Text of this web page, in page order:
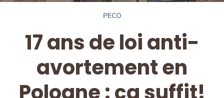
PECO
17 ans de loi anti-
avortement en